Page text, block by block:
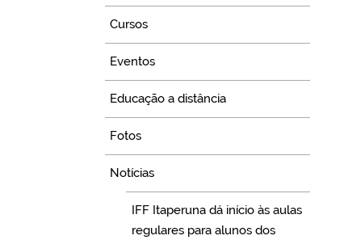
Cursos
Eventos
Educação a distância
Fotos
Notícias
IFF Itaperuna dá início às aulas
regulares para alunos dos